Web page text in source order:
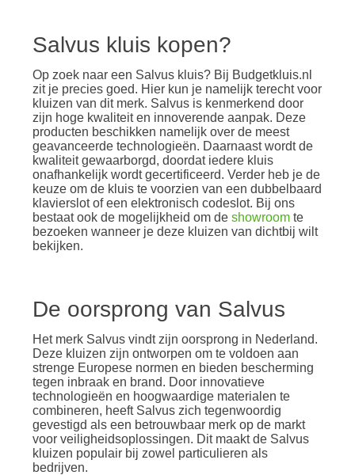
Salvus kluis kopen?
Op zoek naar een Salvus kluis? Bij Budgetkluis.nl
zit je precies goed. Hier kun je namelijk terecht voor
kluizen van dit merk. Salvus is kenmerkend door
zijn hoge kwaliteit en innoverende aanpak. Deze
producten beschikken namelijk over de meest
geavanceerde technologieën. Daarnaast wordt de
kwaliteit gewaarborgd, doordat iedere kluis
onafhankelijk wordt gecertificeerd. Verder heb je de
keuze om de kluis te voorzien van een dubbelbaard
klavierslot of een elektronisch codeslot. Bij ons
bestaat ook de mogelijkheid om de showroom te
bezoeken wanneer je deze kluizen van dichtbij wilt
bekijken.
De oorsprong van Salvus
Het merk Salvus vindt zijn oorsprong in Nederland.
Deze kluizen zijn ontworpen om te voldoen aan
strenge Europese normen en bieden bescherming
tegen inbraak en brand. Door innovatieve
technologieën en hoogwaardige materialen te
combineren, heeft Salvus zich tegenwoordig
gevestigd als een betrouwbaar merk op de markt
voor veiligheidsoplossingen. Dit maakt de Salvus
kluizen populair bij zowel particulieren als
bedrijven.